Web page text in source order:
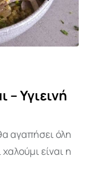
– Υγιεινή
αγαπήσει όλη
είναι η